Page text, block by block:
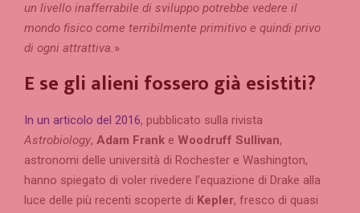
un livello inafferrabile di sviluppo potrebbe vedere il
mondo fisico come terribilmente primitivo e quindi privo
di ogni attrattiva.»
E se gli alieni fossero già esistiti?
In un articolo del 2016, pubblicato sulla rivista
Astrobiology, Adam Frank e Woodruff Sullivan,
astronomi delle università di Rochester e Washington,
hanno spiegato di voler rivedere l’equazione di Drake alla
luce delle più recenti scoperte di Kepler, fresco di quasi